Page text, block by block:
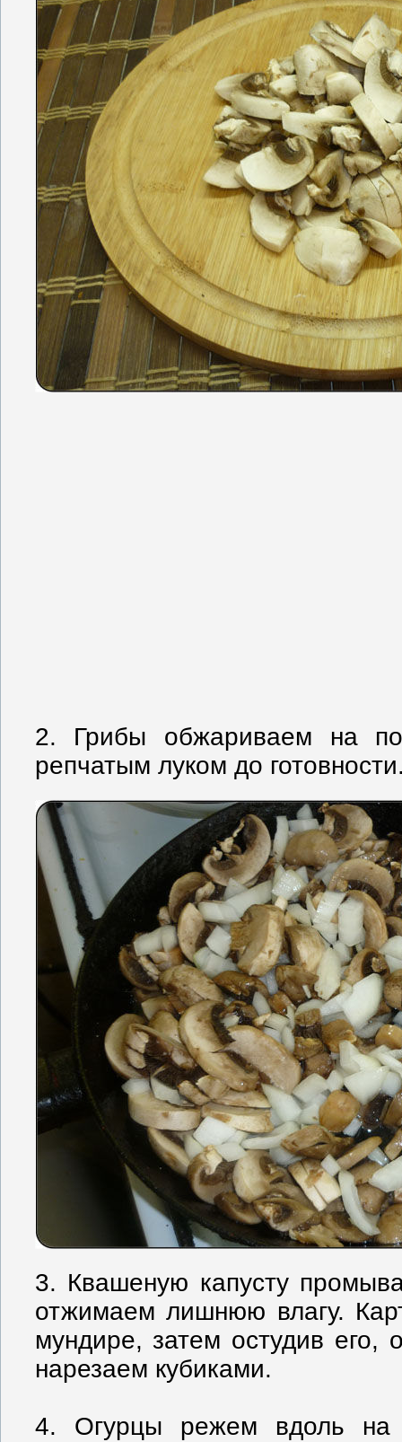
2. Грибы обжариваем на
репчатым луком до
3. Квашеную капусту
отжимаем лишнюю влагу.
мундире, затем остудив его,
нарезаем кубиками.
4. Огурцы режем вдоль на